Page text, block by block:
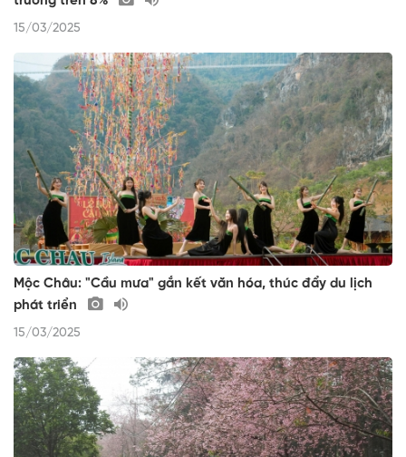
15/03/2025
Mộc Châu: "Cầu mưa" gắn kết văn hóa, thúc đẩy du lịch
phát triển
15/03/2025